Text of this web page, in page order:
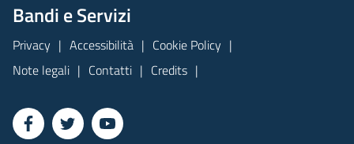
Bandi e Servizi
Privacy Accessibilità
Cookie Policy
Note legali
Contatti Credits